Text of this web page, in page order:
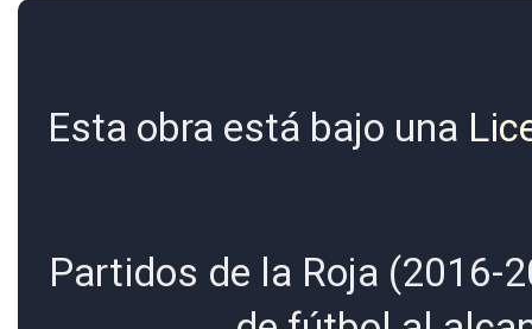
Esta obra está bajo una
Partidos de la Roja (2016-